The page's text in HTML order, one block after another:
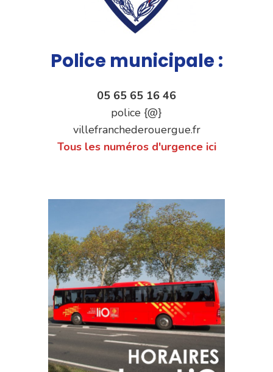
Police municipale :
05 65 65 16 46
police {@}
villefranchederouergue.fr
Tous les numéros d'urgence ici